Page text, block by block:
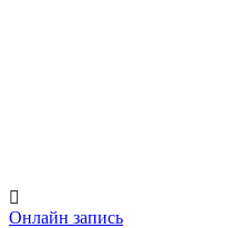
Онлайн запись